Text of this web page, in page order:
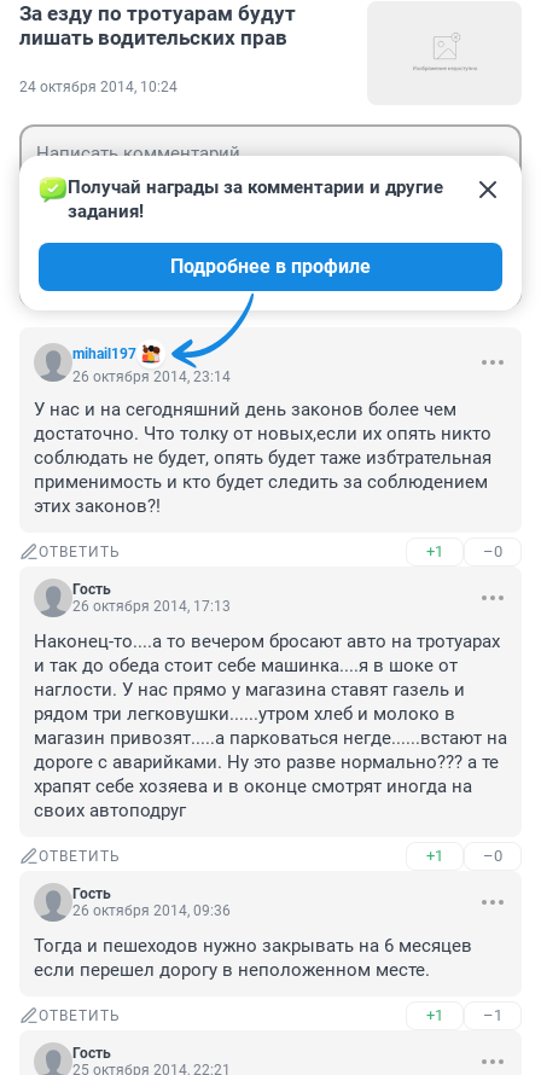
За езду по тротуарам будут
лишать водительских прав
24 октября 2014, 10:24
mihail197
Получай награды за комментарии и другие
задания!
Подробнее в профиле
26 октября 2014, 23:14
У нас и на сегодняшний день законов более чем
достаточно. Что толку от новых,если их опять никто
соблюдать не будет, опять будет таже избтрательная
применимость и кто будет следить за соблюдением
этих законов?!
ОТВЕТИТЬ +1 –0
Гость
26 октября 2014, 17:13
Наконец-то....а то вечером бросают авто на тротуарах
и так до обеда стоит себе машинка....я в шоке от
наглости. У нас прямо у магазина ставят газель и
рядом три легковушки......утром хлеб и молоко в
магазин привозят.....а парковаться негде......встают на
дороге с аварийками. Ну это разве нормально??? а те
храпят себе хозяева и в оконце смотрят иногда на
своих автоподруг
ОТВЕТИТЬ +1 –0
Гость
26 октября 2014, 09:36
Тогда и пешеходов нужно закрывать на 6 месяцев
если перешел дорогу в неположенном месте.
ОТВЕТИТЬ +1 –1
Гость
25 октября 2014, 22:21